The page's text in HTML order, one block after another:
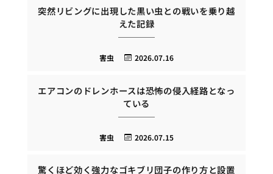
突然リビングに出現した黒い虫との戦いを乗り越
えた記録
2026.07.16
害虫
エアコンのドレンホースは恐怖の侵入経路となっ
ている
2026.07.15
害虫
驚くほど効く強力なゴキブリ団子の作り方と設置